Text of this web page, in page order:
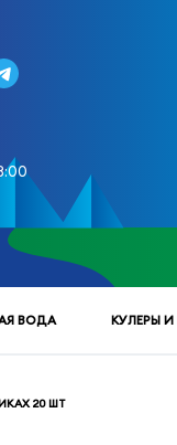
ВОДА КУЛЕРЫ
20 ШТ